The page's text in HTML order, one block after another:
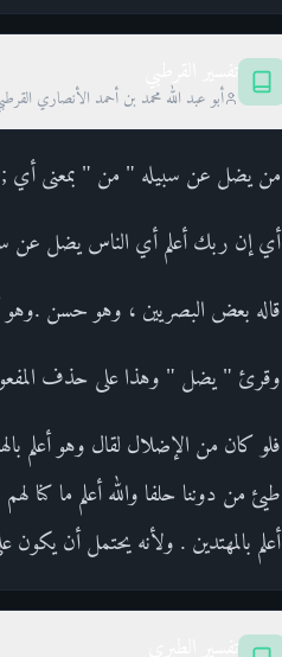
أبو عبد الله محمد بن أحمد الأنصاري
من يضل عن سبيله " من " بمعنى أي ;
أي إن ربك أعلم أي الناس يضل
قاله بعض البصريين ، وهو حسن .وهو
وقرئ " يضل " وهذا على حذف المفعول
فلو كان من الإضلال لقال وهو أعلم
طيئ من دوننا حلفا والله أعلم ما كنا
أعلم بالمهتدين . ولأنه يحتمل أن يكون